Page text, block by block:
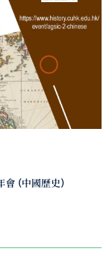
會 (中國歷史)